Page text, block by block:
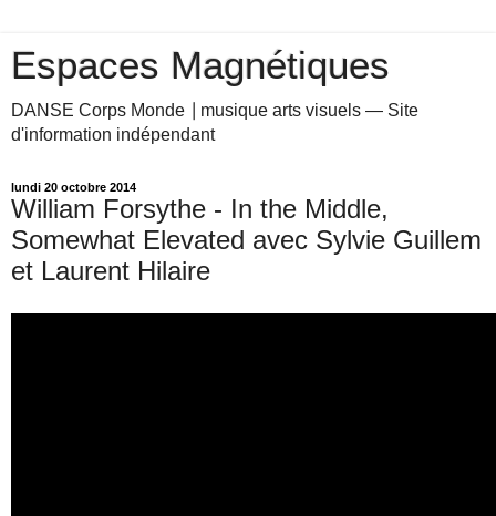
Espaces Magnétiques
DANSE Corps Monde ⎥ musique arts visuels — Site
d'information indépendant
lundi 20 octobre 2014
William Forsythe - In the Middle,
Somewhat Elevated avec Sylvie Guillem
et Laurent Hilaire